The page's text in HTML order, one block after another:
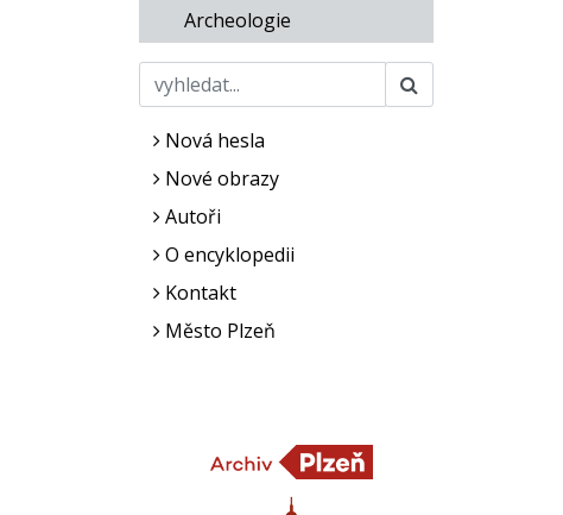
Archeologie
Nová hesla
Nové obrazy
Autoři
O encyklopedii
Kontakt
Město Plzeň